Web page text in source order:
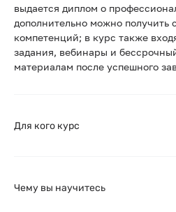
выдается диплом о
дополнительно можно получить
компетенций; в курс также
задания, вебинары и
материалам после успешного
Для кого курс
Чему вы научитесь